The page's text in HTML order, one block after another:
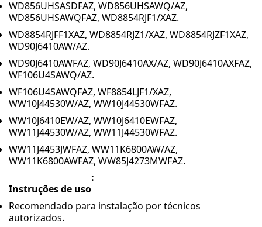
WD856UHSASDFAZ, WD856UHSAWQ/AZ,
WD856UHSAWQFAZ, WD8854RJF1/XAZ.
WD8854RJFF1XAZ, WD8854RJZ1/XAZ, WD8854RJZF1XAZ,
WD90J6410AW/AZ.
WD90J6410AWFAZ, WD90J6410AX/AZ, WD90J6410AXFAZ,
WF106U4SAWQ/AZ.
WF106U4SAWQFAZ, WF8854LJF1/XAZ,
WW10J44530W/AZ, WW10J44530WFAZ.
WW10J6410EW/AZ, WW10J6410EWFAZ,
WW11J44530W/AZ, WW11J44530WFAZ.
WW11J4453JWFAZ, WW11K6800AW/AZ,
WW11K6800AWFAZ, WW85J4273MWFAZ.
Instruções de uso
:
Recomendado para instalação por técnicos
autorizados.